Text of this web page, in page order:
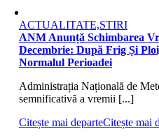
ACTUALITATE,STIRI
ANM Anunță Schimbarea
Decembrie: După Frig Și
Normalul Perioadei
Administrația Națională de
semnificativă a vremii [...]
Citește mai departeCitește mai